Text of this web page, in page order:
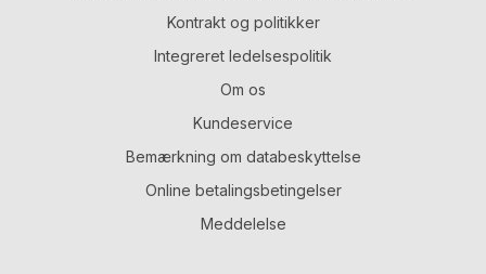
Kontrakt og politikker
Integreret ledelsespolitik
Om os
Kundeservice
Bemærkning om databeskyttelse
Online betalingsbetingelser
Meddelelse